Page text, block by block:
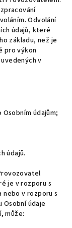
Odvolání
údajů, které
základu, než je
pro výkon
v
údajům;
údajů.
je v rozporu s
nebo v rozporu s
Osobní údaje
může: